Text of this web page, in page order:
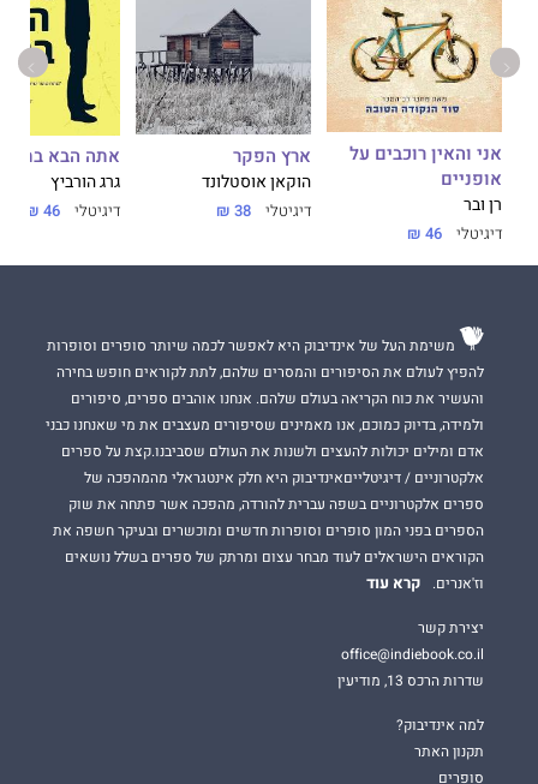
הורביץ מתגורר עם משפחתו בלוס אנג'לס, שם הוא כותב גם תסריטים
לקולנוע ולטלוויזיה, וכן סיפורי קומיקס.
גם ספריוהאיש משומקום אתה הבא בתוריצאו בעברית בהוצאת
דני ספרים
דבר עורכת האתר:
שפע של מפנים בעלילה והפתעות מוסיפים להנאת הקריאה ולעונג.
אני והאין רוכבים על
אופניים
רן ובר
דיגיטלי 46 ₪
ארץ הפקר
הוקאן אוסטלונד
דיגיטלי 38 ₪
אתה הבא בתור
גרג הורביץ
דיגיטלי 46 ₪
משימת העל של אינדיבוק היא לאפשר לכמה שיותר סופרים וסופרות
להפיץ לעולם את הסיפורים והמסרים שלהם, לתת לקוראים חופש בחירה
והעשיר את כוח הקריאה בעולם שלהם. אנחנו אוהבים ספרים, סיפורים
ולמידה, בדיוק כמוכם, אנו מאמינים שסיפורים מעצבים את מי שאנחנו כבני
אדם ומילים יכולות להעצים ולשנות את העולם שסביבנו.קצת על ספרים
אלקטרוניים / דיגיטלייםאינדיבוק היא חלק אינטגראלי מהמהפכה של
ספרים אלקטרוניים בשפה עברית להורדה, מהפכה אשר פתחה את שוק
הספרים בפני המון סופרים וסופרות חדשים ומוכשרים ובעיקר חשפה את
הקוראים הישראלים לעוד מבחר עצום ומרתק של ספרים בשלל נושאים
וז'אנרים.
קרא עוד
יצירת קשר
office@indiebook.co.il
שדרות הרכס 13, מודיעין
למה אינדיבוק?
תקנון האתר
סופרים